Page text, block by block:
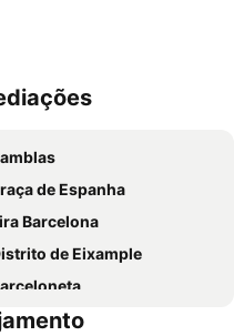
de Espanha
Barcelona
de Eixample
Nou